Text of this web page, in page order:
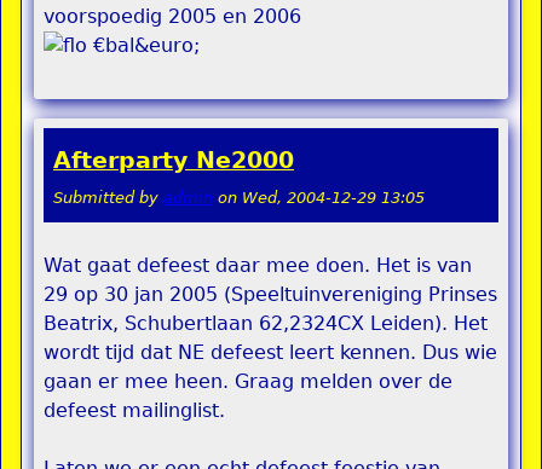
voorspoedig 2005 en 2006
€bal&euro;
Afterparty Ne2000
Submitted by admin on Wed, 2004-12-29 13:05
Wat gaat defeest daar mee doen. Het is van
29 op 30 jan 2005 (Speeltuinvereniging Prinses
Beatrix, Schubertlaan 62,2324CX Leiden). Het
wordt tijd dat NE defeest leert kennen. Dus wie
gaan er mee heen. Graag melden over de
defeest mailinglist.